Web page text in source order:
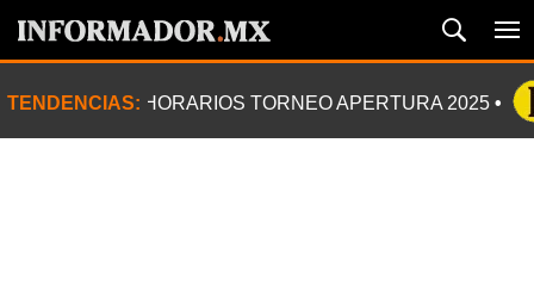
TENDENCIAS: HORARIOS TORNEO APERTURA 2025